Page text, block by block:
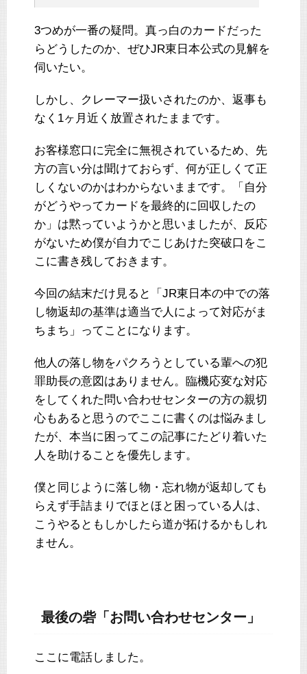
3つめが一番の疑問。真っ白のカードだった
らどうしたのか、ぜひJR東日本公式の見解を
伺いたい。
しかし、クレーマー扱いされたのか、返事も
なく1ヶ月近く放置されたままです。
お客様窓口に完全に無視されているため、先
方の言い分は聞けておらず、何が正しくて正
しくないのかはわからないままです。「自分
がどうやってカードを最終的に回収したの
か」は黙っていようかと思いましたが、反応
がないため僕が自力でこじあけた突破口をこ
こに書き残しておきます。
今回の結末だけ見ると「JR東日本の中での落
し物返却の基準は適当で人によって対応がま
ちまち」ってことになります。
他人の落し物をパクろうとしている輩への犯
罪助長の意図はありません。臨機応変な対応
をしてくれた問い合わせセンターの方の親切
心もあると思うのでここに書くのは悩みまし
たが、本当に困ってこの記事にたどり着いた
人を助けることを優先します。
僕と同じように落し物・忘れ物が返却しても
らえず手詰まりでほとほと困っている人は、
こうやるともしかしたら道が拓けるかもしれ
ません。
最後の砦「お問い合わせセンター」
ここに電話しました。